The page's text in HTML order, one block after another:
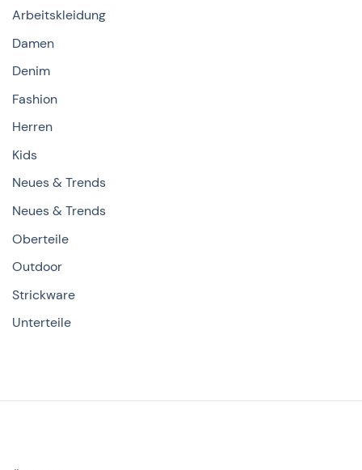
Arbeitskleidung
Damen
Denim
Fashion
Herren
Kids
Neues & Trends
Neues & Trends
Oberteile
Outdoor
Strickware
Unterteile